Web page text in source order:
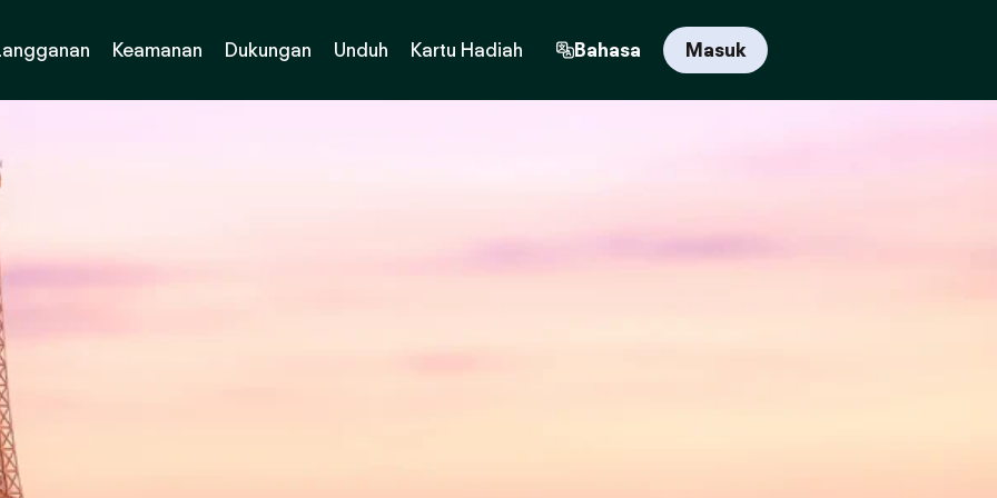
Keamanan Dukungan Unduh Kartu Hadiah Bahasa Masuk